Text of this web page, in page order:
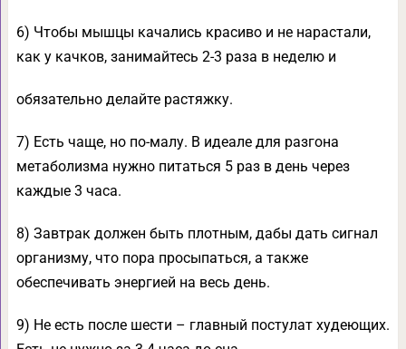
6) Чтобы мышцы качались красиво и не нарастали,
как у качков, занимайтесь 2-3 раза в неделю и
обязательно делайте растяжку.
7) Есть чаще, но по-малу. В идеале для разгона
метаболизма нужно питаться 5 раз в день через
каждые 3 часа.
8) Завтрак должен быть плотным, дабы дать сигнал
организму, что пора просыпаться, а также
обеспечивать энергией на весь день.
9) Не есть после шести – главный постулат худеющих.